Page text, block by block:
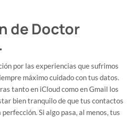
de Doctor
por las experiencias que sufrimos
máximo cuidado con tus datos.
tanto en iCloud como en Gmail los
bien tranquilo de que tus contactos
Si algo pasa, al menos, tus